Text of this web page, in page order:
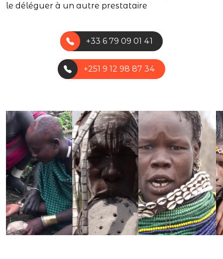
le déléguer à un autre prestataire
+33 6 79 09 01 41
+251 9 12 98 87 34